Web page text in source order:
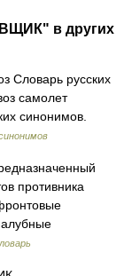
в других
Словарь русских
самолет
синонимов.
противника